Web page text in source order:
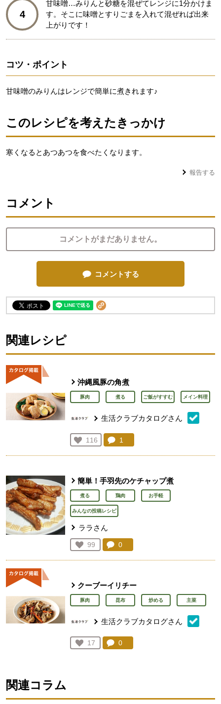
4
甘味噌…みりんと砂糖を混ぜてレンジに1分かけま
す。そこに味噌とすりごまを入れて混ぜれば出来
上がりです！
コツ・ポイント
甘味噌のみりんはレンジで簡単に煮きれます♪
このレシピを考えたきっかけ
寒くなるとあつあつを食べたくなります。
報告する
コメント
コメントがまだありません。
コメントする
関連レシピ
沖縄風豚の角煮
豚肉 煮る ご飯がすすむ メイン料理
生活クラブカタログさん
お気に入り登録：
116
人が登録
コメント：
1
簡単！手羽先のケチャップ煮
煮る 鶏肉 お手軽
みんなの投稿レシピ
ララさん
お気に入り登録：
99
人が登録
コメント：
0
クーブーイリチー
豚肉 昆布 炒める 主菜
生活クラブカタログさん
お気に入り登録：
17
人が登録
コメント：
0
関連コラム